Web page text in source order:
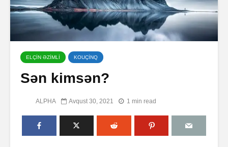
ELÇİN ƏZİMLİ KOUÇİNQ
Sən kimsən?
ALPHA Avqust 30, 2021 1 min read